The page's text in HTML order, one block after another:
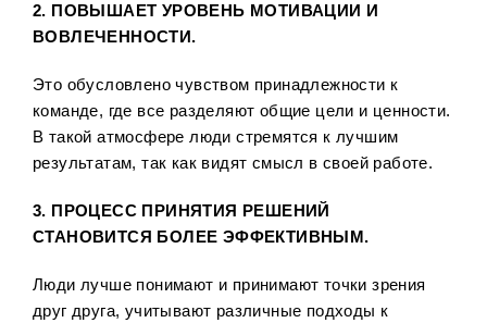
2. ПОВЫШАЕТ УРОВЕНЬ МОТИВАЦИИ И
ВОВЛЕЧЕННОСТИ.
Это обусловлено чувством принадлежности к
команде, где все разделяют общие цели и ценности.
В такой атмосфере люди стремятся к лучшим
результатам, так как видят смысл в своей работе.
3. ПРОЦЕСС ПРИНЯТИЯ РЕШЕНИЙ
СТАНОВИТСЯ БОЛЕЕ ЭФФЕКТИВНЫМ.
Люди лучше понимают и принимают точки зрения
друг друга, учитывают различные подходы к